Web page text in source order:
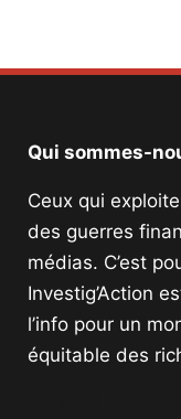
Qui sommes-
Ceux qui
des guerres
médias. C’est
Investig’Action
l’info pour un
équitable des